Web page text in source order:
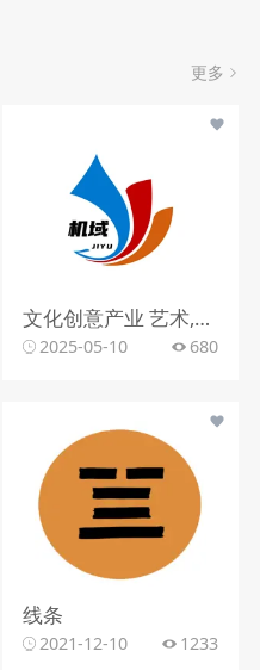
更多
文化创意产业 艺术,抽象,色彩 该logo设计以简洁而富有创意的方式呈现。图形部分由几个抽象的色块组成，蓝色、红色和橙色的渐变 色块相互交织，形成一种动感和流畅的视觉效果，仿佛是艺术创作中的笔触或流动的线条。整体造型简 洁明了，却又富有变化和层次感，展现出一种现代感和时尚感，给人留下深刻的印象。
2025-05-10 680
线条
2021-12-10 1233